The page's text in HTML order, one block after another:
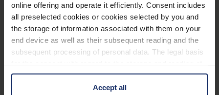
online offering and operate it efficiently. Consent includes
all preselected cookies or cookies selected by you and
the storage of information associated with them on your
end device as well as their subsequent reading and the
subsequent processing of personal data. The legal basis
information is Art. 25 para. 1 TDDDG and with regard to
the processing of personal data Art. 6 para. 1 lit. a
Accept all
Desconexión automática de la iluminación LED
tras 30 min
Más información
Datos técnicos